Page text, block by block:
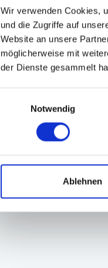
Wir verwenden Cookies,
und die Zugriffe auf
Website an unsere
möglicherweise mit
der Dienste gesammelt
Notwendig
Ablehnen
erhebliche
So können wir mit
ermöglichen.